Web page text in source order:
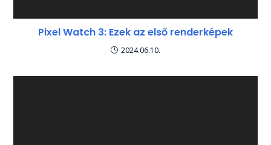
Pixel Watch 3: Ezek az első renderképek
2024.06.10.